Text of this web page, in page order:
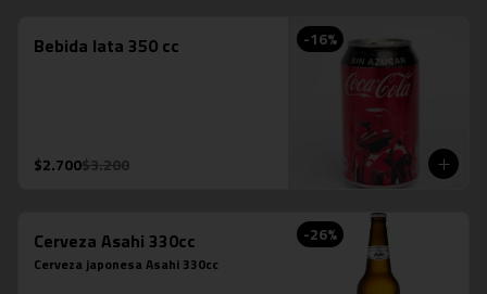
-16%
Bebida lata 350 cc
$2.700$3.200
-26%
Cerveza Asahi 330cc
Cerveza japonesa Asahi 330cc